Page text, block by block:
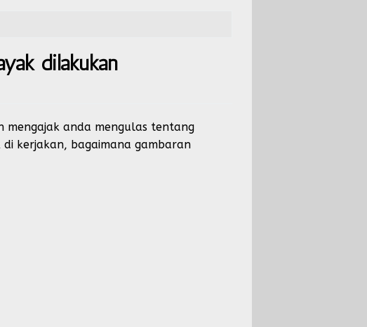
dilakukan
mengajak anda mengulas tentang
kerjakan, bagaimana gambaran